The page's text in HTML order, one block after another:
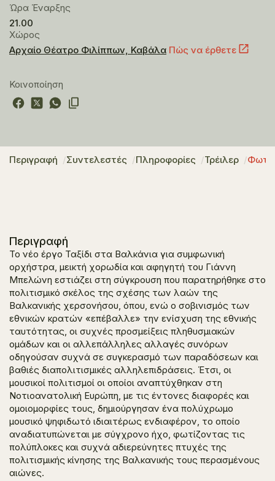
Ώρα Έναρξης
21.00
Χώρος
Αρχαίο Θέατρο Φιλίππων, Καβάλα Πώς να έρθετε
Κοινοποίηση
Περιγραφή Συντελεστές Πληροφορίες Τρέιλερ
Περιγραφή
Το νέο έργο Ταξίδι στα Βαλκάνια για συμφωνική
ορχήστρα, μεικτή χορωδία και αφηγητή του Γιάννη
Μπελώνη εστιάζει στη σύγκρουση που παρατηρήθηκε στο
πολιτισμικό σκέλος της σχέσης των λαών της
Βαλκανικής χερσονήσου, όπου, ενώ ο σοβινισμός των
εθνικών κρατών «επέβαλλε» την ενίσχυση της εθνικής
ταυτότητας, οι συχνές προσμείξεις πληθυσμιακών
ομάδων και οι αλλεπάλληλες αλλαγές συνόρων
οδηγούσαν συχνά σε συγκερασμό των παραδόσεων και
βαθιές διαπολιτισμικές αλληλεπιδράσεις. Έτσι, οι
μουσικοί πολιτισμοί οι οποίοι αναπτύχθηκαν στη
Νοτιοανατολική Ευρώπη, με τις έντονες διαφορές και
ομοιομορφίες τους, δημιούργησαν ένα πολύχρωμο
μουσικό ψηφιδωτό ιδιαιτέρως ενδιαφέρον, το οποίο
αναδιατυπώνεται με σύγχρονο ήχο, φωτίζοντας τις
πολύπλοκες και συχνά αδιερεύνητες πτυχές της
πολιτισμικής κίνησης της Βαλκανικής τους περασμένους
αιώνες.